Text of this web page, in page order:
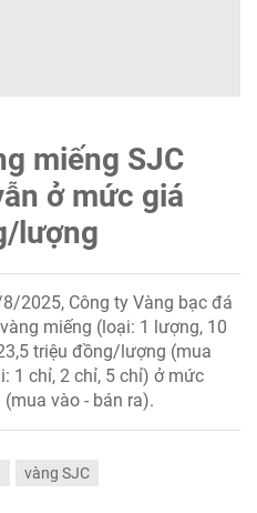
miếng SJC
ở mức giá
lượng
2025, Công ty Vàng bạc đá
miếng (loại: 1 lượng, 10
triệu đồng/lượng (mua
1 chỉ, 2 chỉ, 5 chỉ) ở mức
vào - bán ra).
vàng SJC